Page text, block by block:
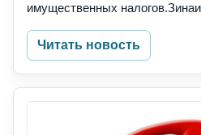
имущественных
Читать новость